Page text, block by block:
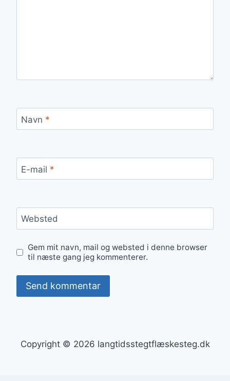
Navn *
E-mail *
Websted
Gem mit navn, mail og websted i denne browser
til næste gang jeg kommenterer.
Copyright © 2026 langtidsstegtflæskesteg.dk